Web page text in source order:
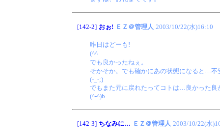
[142-2] おぉ! ＥＺ＠管理人 2003/10/22(水)16:10
昨日はどーも!
(^^ゞ
でも良かったねぇ。
そかそか。でも確かにあの状態になると…不
(-_-;)
でもまた元に戻れたってコトは…良かった良
(^-^)b
[142-3] ちなみに… ＥＺ＠管理人 2003/10/22(水